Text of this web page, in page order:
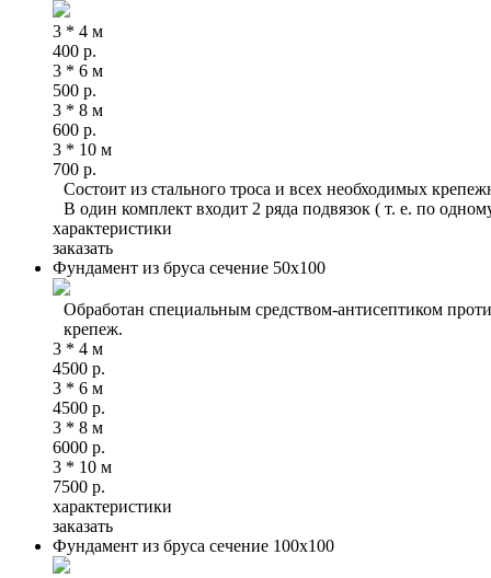
3 * 4 м
400 р.
3 * 6 м
500 р.
3 * 8 м
600 р.
3 * 10 м
700 р.
Состоит из стального троса и всех необходимых
В один комплект входит 2 ряда подвязок ( т. е. по
характеристики
заказать
Фундамент из бруса сечение 50х100
Обработан специальным средством-антисептиком
крепеж.
3 * 4 м
4500 р.
3 * 6 м
4500 р.
3 * 8 м
6000 р.
3 * 10 м
7500 р.
характеристики
заказать
Фундамент из бруса сечение 100х100